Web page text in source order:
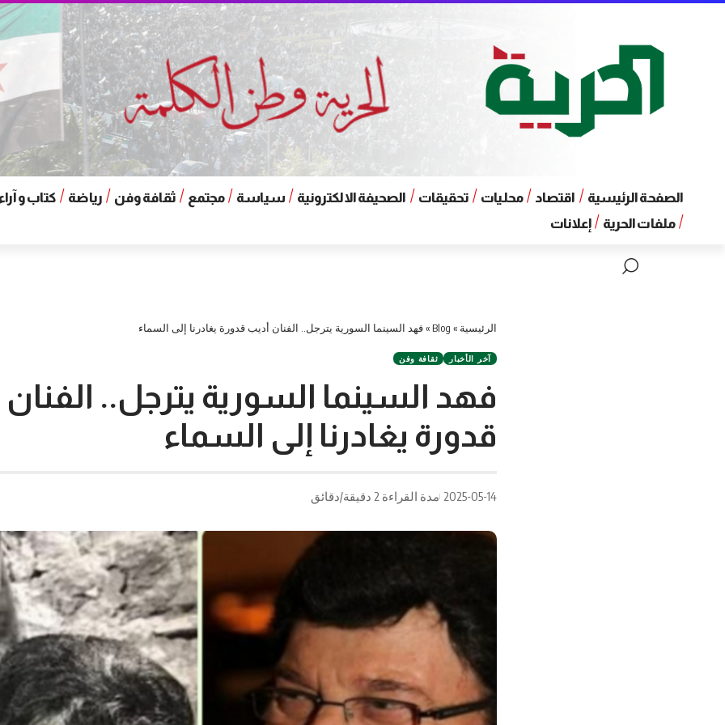
الصفحة الرئيسية اقتصاد محليات تحقيقات الصحيفة الالكترونية سياسة مجتمع ثقافة وفن رياضة
كتاب و
ملفات الحرية
إعلانات
الرئيسية »
Blog
»فهد السينما السورية يترجل.. الفنان أديب قدورة يغادرنا إلى السماء
آخر الأخبار ثقافة وفن
فهد السينما السورية يترجل..
قدورة يغادرنا إلى السماء
2025-05-14 مدة القراءة 2 دقيقة/دقائق